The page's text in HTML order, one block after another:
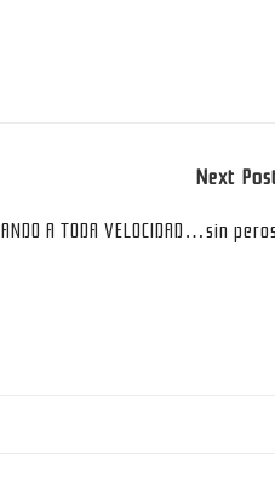
Next
A TODA VELOCIDAD…sin peros